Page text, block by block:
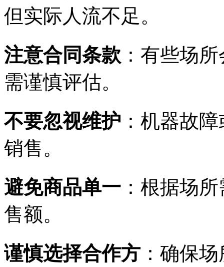
但实际人流不足。
注意合同条款 ：有些场
需谨慎评估。
不要忽视维护 ：机器故
销售。
避免商品单一 ：根据场
售额。
谨慎选择合作方 ：确保